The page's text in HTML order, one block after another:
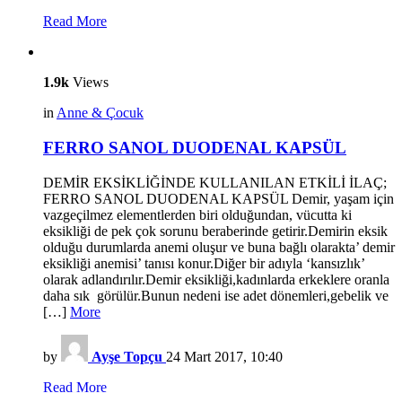
Read More
1.9k Views
in Anne & Çocuk
FERRO SANOL DUODENAL KAPSÜL
DEMİR EKSİKLİĞİNDE KULLANILAN ETKİLİ İLAÇ;
FERRO SANOL DUODENAL KAPSÜL Demir, yaşam için
vazgeçilmez elementlerden biri olduğundan, vücutta ki
eksikliği de pek çok sorunu beraberinde getirir.Demirin eksik
olduğu durumlarda anemi oluşur ve buna bağlı olarakta’ demir
eksikliği anemisi’ tanısı konur.Diğer bir adıyla ‘kansızlık’
olarak adlandırılır.Demir eksikliği,kadınlarda erkeklere oranla
daha sık görülür.Bunun nedeni ise adet dönemleri,gebelik ve
[…] More
by Ayşe Topçu 24 Mart 2017, 10:40
Read More